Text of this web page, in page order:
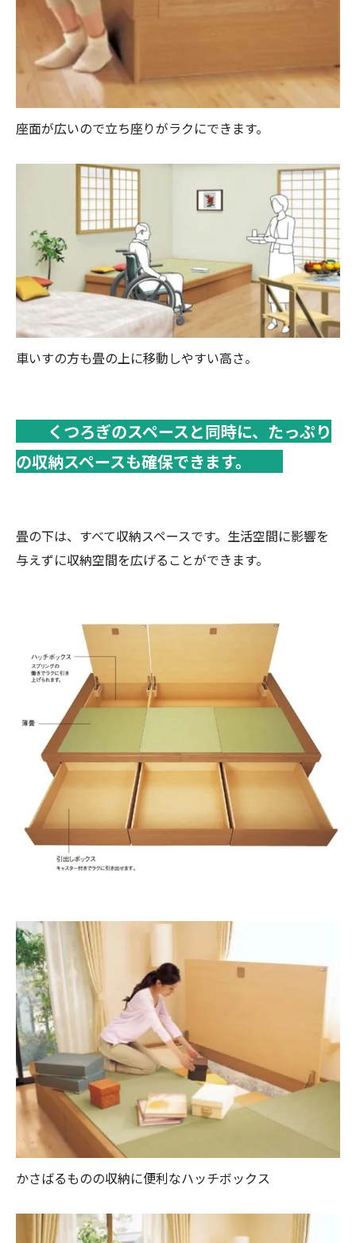
座面が広いので立ち座りがラクにできます。
車いすの方も畳の上に移動しやすい高さ。
くつろぎのスペースと同時に、たっぷり
の収納スペースも確保できます。
畳の下は、すべて収納スペースです。生活空間に影響を
与えずに収納空間を広げることができます。
かさばるものの収納に便利なハッチボックス